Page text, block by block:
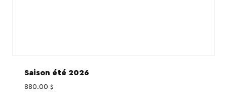
Saison été 2026
880.00 $